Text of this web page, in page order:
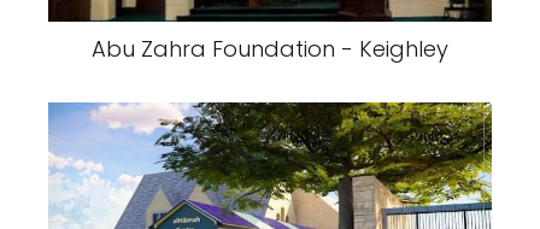
Abu Zahra Foundation - Keighley